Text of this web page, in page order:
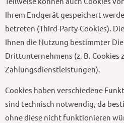
Ihrem Endgerät gespeichert
betreten (Third-Party-Cookies).
Ihnen die Nutzung bestimmter
Drittunternehmens (z. B. Cookies
Zahlungsdienstleistungen).
Cookies haben verschiedene
sind technisch notwendig, da
ohne diese nicht funktionieren